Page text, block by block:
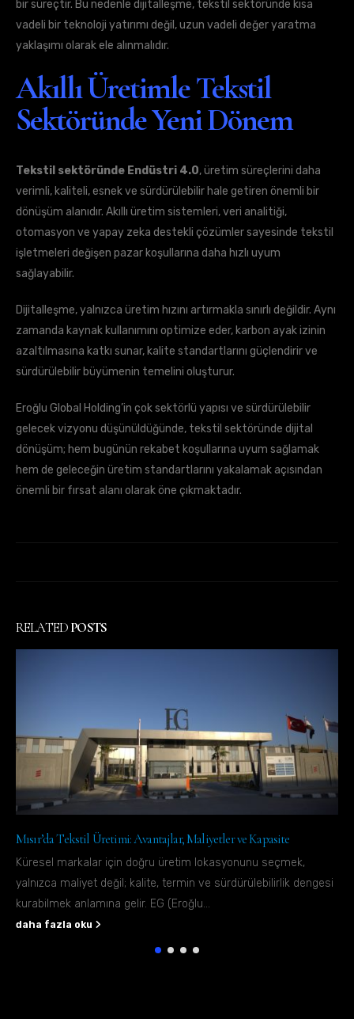
bir süreçtir. Bu nedenle dijitalleşme, tekstil sektöründe kısa
vadeli bir teknoloji yatırımı değil, uzun vadeli değer yaratma
yaklaşımı olarak ele alınmalıdır.
Akıllı Üretimle Tekstil
Sektöründe Yeni Dönem
Tekstil sektöründe Endüstri 4.0, üretim süreçlerini daha
verimli, kaliteli, esnek ve sürdürülebilir hale getiren önemli bir
dönüşüm alanıdır. Akıllı üretim sistemleri, veri analitiği,
otomasyon ve yapay zeka destekli çözümler sayesinde tekstil
işletmeleri değişen pazar koşullarına daha hızlı uyum
sağlayabilir.
Dijitalleşme, yalnızca üretim hızını artırmakla sınırlı değildir. Aynı
zamanda kaynak kullanımını optimize eder, karbon ayak izinin
azaltılmasına katkı sunar, kalite standartlarını güçlendirir ve
sürdürülebilir büyümenin temelini oluşturur.
Eroğlu Global Holding’in çok sektörlü yapısı ve sürdürülebilir
gelecek vizyonu düşünüldüğünde, tekstil sektöründe dijital
dönüşüm; hem bugünün rekabet koşullarına uyum sağlamak
hem de geleceğin üretim standartlarını yakalamak açısından
önemli bir fırsat alanı olarak öne çıkmaktadır.
RELATEDPOSTS
Mısır’da Tekstil Üretimi: Avantajlar, Maliyetler ve Kapasite
Küresel markalar için doğru üretim lokasyonunu seçmek,
yalnızca maliyet değil; kalite, termin ve sürdürülebilirlik dengesi
kurabilmek anlamına gelir. EG (Eroğlu...
daha fazla oku